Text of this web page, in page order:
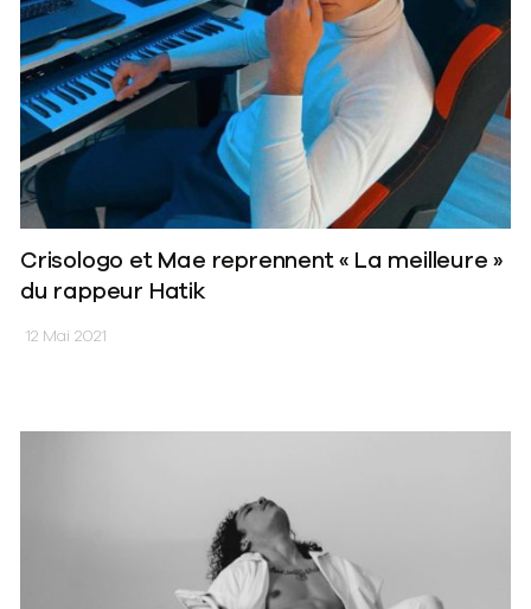
Crisologo et Mae reprennent « La meilleure »
du rappeur Hatik
12 Mai 2021